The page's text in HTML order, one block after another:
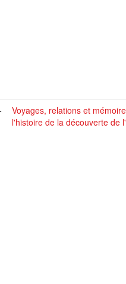
Voyages, relations et
l'histoire de la découverte de